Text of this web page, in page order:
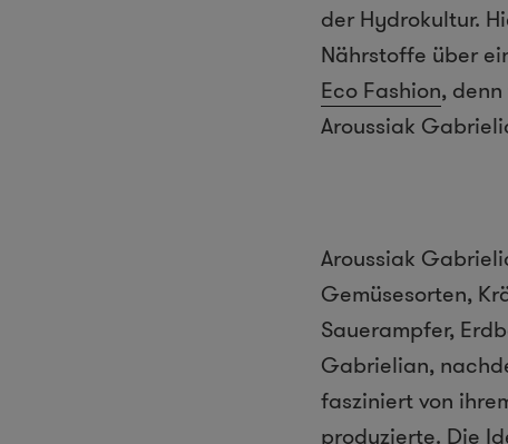
der Hydrokultur.
Nährstoffe über
Eco Fashion,
Aroussiak
Aroussiak
Gemüsesorten,
Sauerampfer,
Gabrielian,
fasziniert von
produzierte. Die